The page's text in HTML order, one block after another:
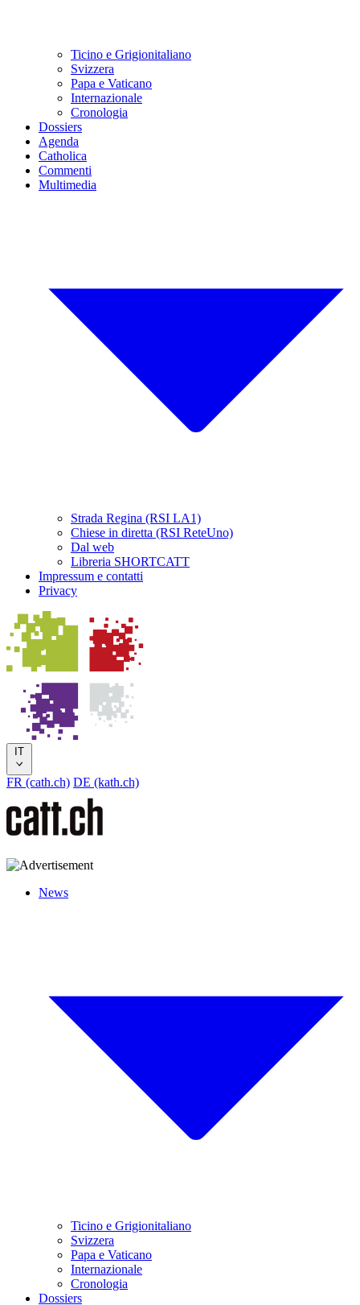
Ticino e Grigionitaliano
Svizzera
Papa e Vaticano
Internazionale
Cronologia
Dossiers
Agenda
Catholica
Commenti
Multimedia
Strada Regina (RSI LA1)
Chiese in diretta (RSI ReteUno)
Dal web
Libreria SHORTCATT
Impressum e contatti
Privacy
IT
FR (cath.ch) DE (kath.ch)
News
Ticino e Grigionitaliano
Svizzera
Papa e Vaticano
Internazionale
Cronologia
Dossiers